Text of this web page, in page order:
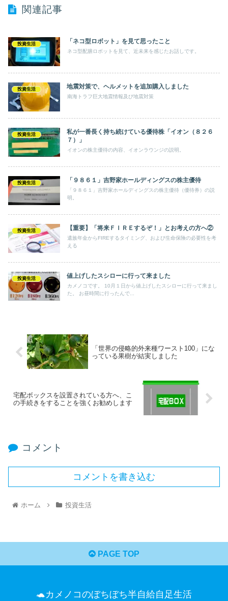
関連記事
投資生活 「ネコ型ロボット」を見て思ったこと
ネコ型配膳ロボットを見て、近未来を感じたお話しです。
投資生活 地震対策で、ヘルメットを追加購入しました
南海トラフ巨大地震情報及び地震対策
投資生活
私が一番長く持ち続けている優待株「イオン（８２６
７）」
イオンの株主優待の内容、イオンラウンジの説明。
投資生活 「９８６１」吉野家ホールディングスの株主優待
「９８６１」吉野家ホールディングスの株主優待（優待券）の説
明。
投資生活 【重要】「将来ＦＩＲＥするぞ！」とお考えの方へ②
遺族年金からFIREするタイミング、および生命保険の必要性を考
える
投資生活 値上げしたスシローに行って来ました
カメノコです。 10月１日から値上げしたスシローに行って来まし
た。 お昼時間に行ったんで...
「世界の侵略的外来種ワースト100」にな
っている果樹が結実しました
宅配ボックスを設置されている方へ、こ
の手続きをすることを強くお勧めします
コメント
コメントを書き込む
ホーム 投資生活
PAGE TOP
🐢カメノコのぼちぼち半自給自足生活